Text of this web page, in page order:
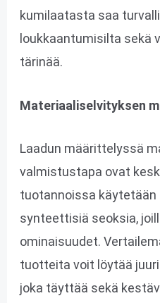
kumilaatasta saa
loukkaantumisilta sekä
tärinää.
Materiaaliselvityksen
Laadun määrittelyssä
valmistustapa ovat
tuotannoissa käytetään
synteettisiä seoksia,
ominaisuudet.
tuotteita voit löytää
joka täyttää sekä